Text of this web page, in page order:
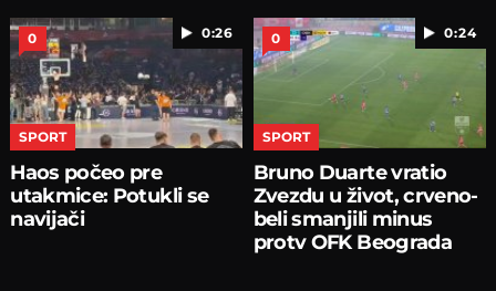
0:26
0
SPORT
Haos počeo pre
utakmice: Potukli se
navijači
0:24
0
SPORT
Bruno Duarte vratio
Zvezdu u život, crveno-
beli smanjili minus
protv OFK Beograda